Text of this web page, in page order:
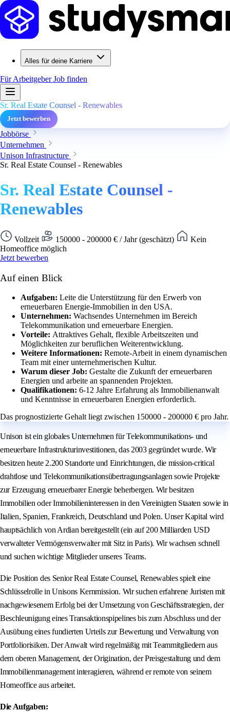
Alles für deine Karriere
Für ArbeitgeberJob finden
Sr. Real Estate Counsel - Renewables
Jetzt bewerben
Jobbörse
Unternehmen
Unison Infrastructure
Sr. Real Estate Counsel - Renewables
Sr. Real Estate Counsel -
Renewables
Vollzeit 150000 - 200000 € / Jahr (geschätzt)
Kein
Homeoffice möglich
Jetzt bewerben
Auf einen Blick
Aufgaben: Leite die Unterstützung für den Erwerb von
erneuerbaren Energie-Immobilien in den USA.
Unternehmen: Wachsendes Unternehmen im Bereich
Telekommunikation und erneuerbare Energien.
Vorteile: Attraktives Gehalt, flexible Arbeitszeiten und
Möglichkeiten zur beruflichen Weiterentwicklung.
Weitere Informationen: Remote-Arbeit in einem dynamischen
Team mit einer unternehmerischen Kultur.
Warum dieser Job: Gestalte die Zukunft der erneuerbaren
Energien und arbeite an spannenden Projekten.
Qualifikationen: 6-12 Jahre Erfahrung als Immobilienanwalt
und Kenntnisse in erneuerbaren Energien erforderlich.
Das prognostizierte Gehalt liegt zwischen 150000 - 200000 € pro Jahr.
Unison ist ein globales Unternehmen für Telekommunikations- und
erneuerbare Infrastrukturinvestitionen, das 2003 gegründet wurde. Wir
besitzen heute 2.200 Standorte und Einrichtungen, die mission-critical
drahtlose und Telekommunikationsübertragungsanlagen sowie Projekte
zur Erzeugung erneuerbarer Energie beherbergen. Wir besitzen
Immobilien oder Immobilieninteressen in den Vereinigten Staaten sowie in
Italien, Spanien, Frankreich, Deutschland und Polen. Unser Kapital wird
hauptsächlich von Ardian bereitgestellt (ein auf 200 Milliarden USD
verwalteter Vermögensverwalter mit Sitz in Paris). Wir wachsen schnell
und suchen wichtige Mitglieder unseres Teams.
Die Position des Senior Real Estate Counsel, Renewables spielt eine
Schlüsselrolle in Unisons Kernmission. Wir suchen erfahrene Juristen mit
nachgewiesenem Erfolg bei der Umsetzung von Geschäftsstrategien, der
Beschleunigung eines Transaktionspipelines bis zum Abschluss und der
Ausübung eines fundierten Urteils zur Bewertung und Verwaltung von
Portfoliorisiken. Der Anwalt wird regelmäßig mit Teammitgliedern aus
dem oberen Management, der Origination, der Preisgestaltung und dem
Immobilienmanagement interagieren, während er remote von seinem
Homeoffice aus arbeitet.
Die Aufgaben: